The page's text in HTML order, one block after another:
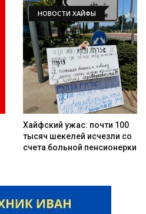
НОВОСТИ ХАЙФЫ
Хайфский ужас: почти 100
тысяч шекелей исчезли со
счета больной пенсионерки